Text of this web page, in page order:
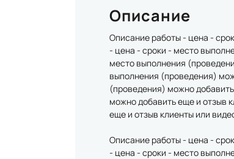
Описание
Описание работы - цена -
- цена - сроки - место
место выполнения
выполнения (проведения)
(проведения) можно
можно добавить еще и отзыв
еще и отзыв клиенты или
Описание работы - цена -
- цена - сроки - место